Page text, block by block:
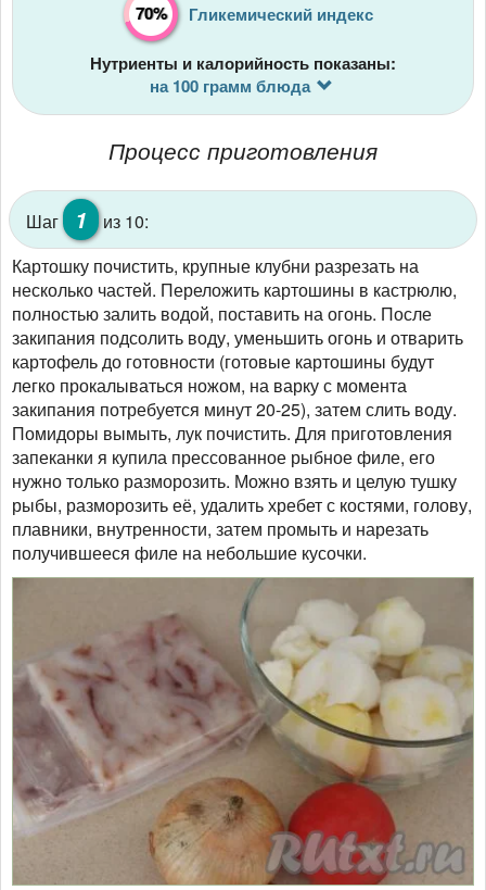
70% Гликемический индекс
Нутриенты и калорийность показаны:
на 100 грамм блюда
Процесс приготовления
Шаг 1
из 10:
Картошку почистить, крупные клубни разрезать на
несколько частей. Переложить картошины в кастрюлю,
полностью залить водой, поставить на огонь. После
закипания подсолить воду, уменьшить огонь и отварить
картофель до готовности (готовые картошины будут
легко прокалываться ножом, на варку с момента
закипания потребуется минут 20-25), затем слить воду.
Помидоры вымыть, лук почистить. Для приготовления
запеканки я купила прессованное рыбное филе, его
нужно только разморозить. Можно взять и целую тушку
рыбы, разморозить её, удалить хребет с костями, голову,
плавники, внутренности, затем промыть и нарезать
получившееся филе на небольшие кусочки.